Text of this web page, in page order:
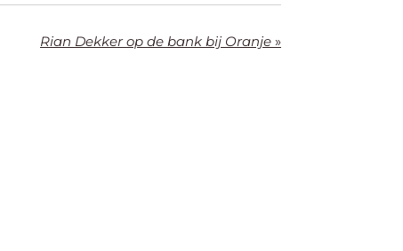
Rian Dekker op de bank bij Oranje »